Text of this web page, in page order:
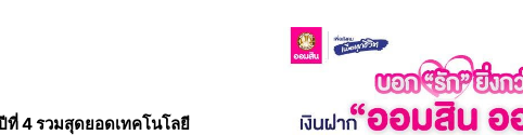
ที่ 4 รวมสุดยอดเทคโนโลยี